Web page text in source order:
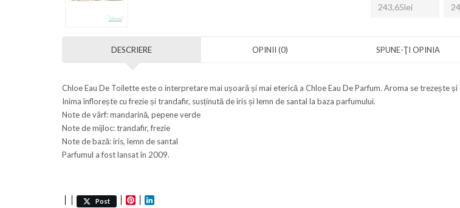
243,65lei
DESCRIERE OPINII (0) SPUNE-ŢI OPINIA
Chloe Eau De Toilette este o interpretare mai ușoară și mai eterică a Chloe Eau De Parfum. Aroma se trezește
Inima înflorește cu frezie și trandafir, susținută de iris și lemn de santal la baza parfumului.
Note de vârf: mandarină, pepene verde
Note de mijloc: trandafir, frezie
Note de bază: iris, lemn de santal
Parfumul a fost lansat în 2009.
Post Pinterest